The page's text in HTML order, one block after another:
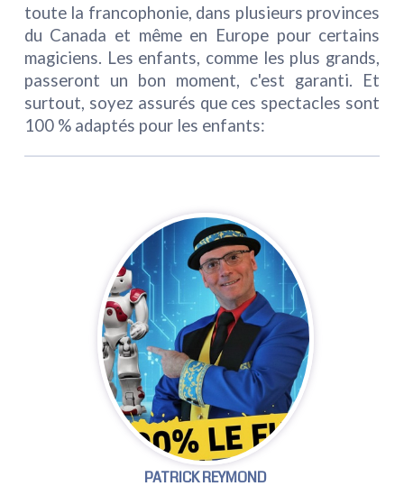
toute la francophonie, dans plusieurs provinces
du Canada et même en Europe pour certains
magiciens. Les enfants, comme les plus grands,
passeront un bon moment, c'est garanti. Et
surtout, soyez assurés que ces spectacles sont
100 % adaptés pour les enfants:
PATRICK REYMOND